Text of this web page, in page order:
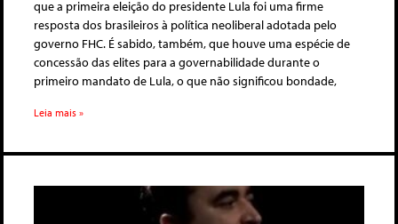
que a primeira eleição do presidente Lula foi uma firme
resposta dos brasileiros à política neoliberal adotada pelo
governo FHC. É sabido, também, que houve uma espécie de
concessão das elites para a governabilidade durante o
primeiro mandato de Lula, o que não significou bondade,
Leia mais »